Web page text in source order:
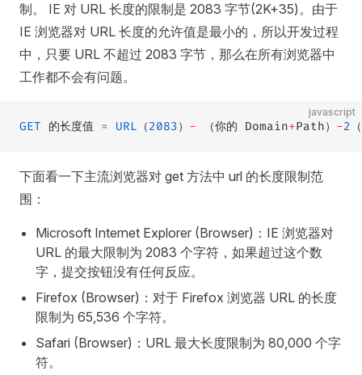
制。 IE 对 URL 长度的限制是 2083 字节(2K+35)。由于
IE 浏览器对 URL 长度的允许值是最小的，所以开发过程
中，只要 URL 不超过 2083 字节，那么在所有浏览器中
工作都不会有问题。
javascript
GET 的长度值 = URL （2083） - （你的 Domain+Path） -2 （
下面看一下主流浏览器对 get 方法中 url 的长度限制范
围：
Microsoft Internet Explorer (Browser)：IE 浏览器对
URL 的最大限制为 2083 个字符，如果超过这个数
字，提交按钮没有任何反应。
Firefox (Browser)：对于 Firefox 浏览器 URL 的长度
限制为 65,536 个字符。
Safari (Browser)：URL 最大长度限制为 80,000 个字
符。